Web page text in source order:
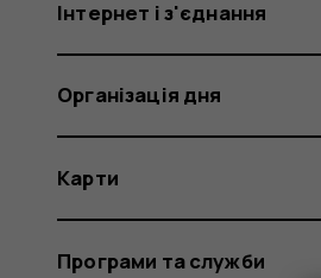
Інтернет і з'єднання
Організація дня
Карти
Програми та служби